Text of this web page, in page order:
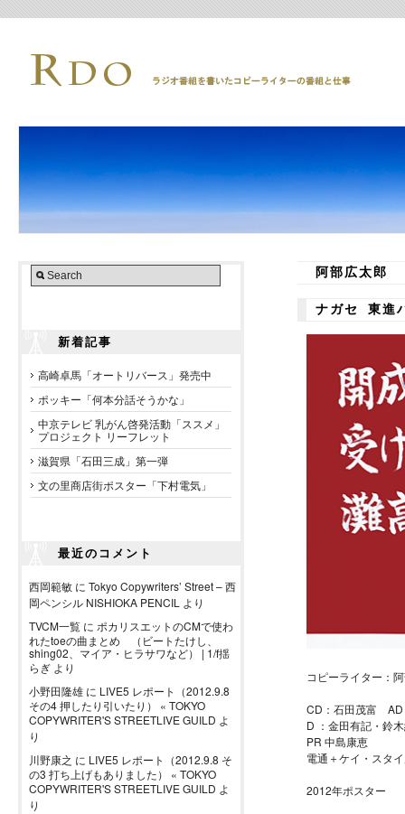
新着記事
高崎卓馬「オートリバース」発売中
ポッキー「何本分話そうかな」
中京テレビ 乳がん啓発活動「ススメ」
プロジェクト リーフレット
滋賀県「石田三成」第一弾
文の里商店街ポスター「下村電気」
最近のコメント
西岡範敏 に Tokyo Copywriters’ Street – 西
岡ペンシル NISHIOKA PENCIL より
TVCM一覧 に ポカリスエットのCMで使わ
れたtoeの曲まとめ （ビートたけし、
shing02、マイア・ヒラサワなど） | 1/f揺
らぎ より
小野田隆雄 に LIVE5 レポート（2012.9.8
その4 押したり引いたり） « TOKYO
COPYWRITER'S STREETLIVE GUILD よ
り
川野康之 に LIVE5 レポート（2012.9.8 そ
の3 打ち上げもありました） « TOKYO
COPYWRITER'S STREETLIVE GUILD よ
り
阿部広太郎
ナガセ 東進
コピーライター：
CD：石田茂富
D ：金田有記・鈴
PR 中島康恵
電通＋ケイ・スタ
2012年ポスター